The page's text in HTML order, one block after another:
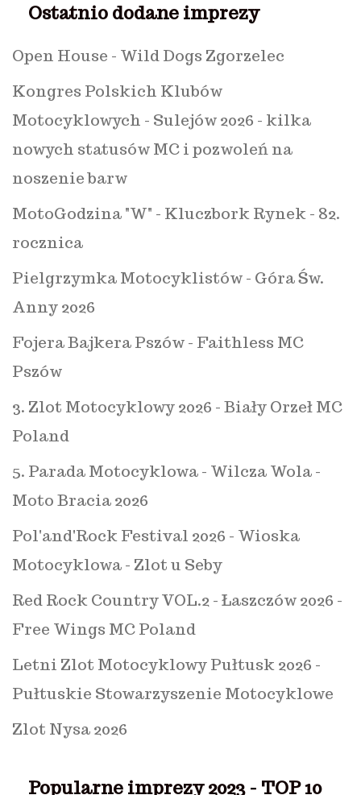
Ostatnio dodane imprezy
Open House - Wild Dogs Zgorzelec
Kongres Polskich Klubów
Motocyklowych - Sulejów 2026 - kilka
nowych statusów MC i pozwoleń na
noszenie barw
MotoGodzina "W" - Kluczbork Rynek - 82.
rocznica
Pielgrzymka Motocyklistów - Góra Św.
Anny 2026
Fojera Bajkera Pszów - Faithless MC
Pszów
3. Zlot Motocyklowy 2026 - Biały Orzeł MC
Poland
5. Parada Motocyklowa - Wilcza Wola -
Moto Bracia 2026
Pol'and'Rock Festival 2026 - Wioska
Motocyklowa - Zlot u Seby
Red Rock Country VOL.2 - Łaszczów 2026 -
Free Wings MC Poland
Letni Zlot Motocyklowy Pułtusk 2026 -
Pułtuskie Stowarzyszenie Motocyklowe
Zlot Nysa 2026
Popularne imprezy 2023 - TOP 10